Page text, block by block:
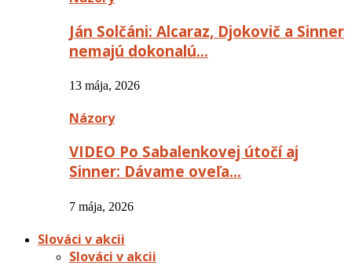
Ján Solčáni: Alcaraz, Djokovič a Sinner
nemajú dokonalú…
13 mája, 2026
Názory
VIDEO Po Sabalenkovej útočí aj
Sinner: Dávame oveľa…
7 mája, 2026
Slováci v akcii
Slováci v akcii